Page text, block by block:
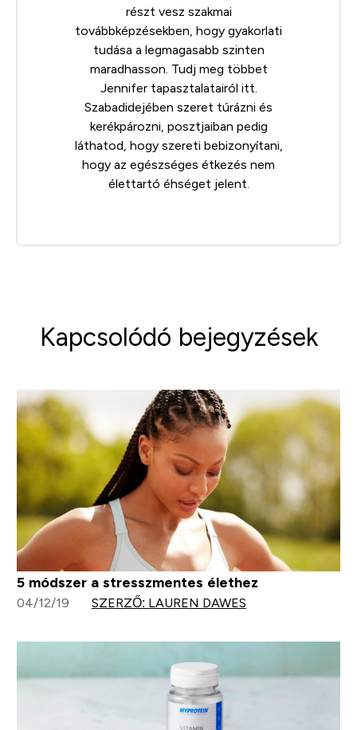
részt vesz szakmai
továbbképzésekben, hogy gyakorlati
tudása a legmagasabb szinten
maradhasson. Tudj meg többet
Jennifer tapasztalatairól itt
Szabadidejében szeret túrázni és
kerékpározni, posztjaiban pedig
láthatod, hogy szereti bebizonyítani,
hogy az egészséges étkezés nem
élettartó éhséget jelent.
Kapcsolódó bejegyzések
5 módszer a stresszmentes élethez
04/12/19 SZERZŐ: LAUREN DAWES